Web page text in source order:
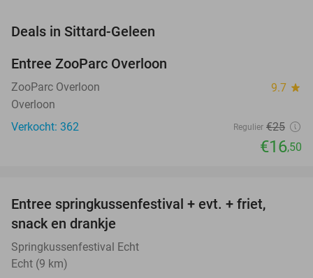
Deals in Sittard-Geleen
TODAY
Entree ZooParc Overloon
ZooParc Overloon 9.7 star
Overloon
Verkocht: 362
Regulier €25
€16,50
TODAY
Entree springkussenfestival + evt. + friet,
snack en drankje
Springkussenfestival Echt
Echt (9 km)